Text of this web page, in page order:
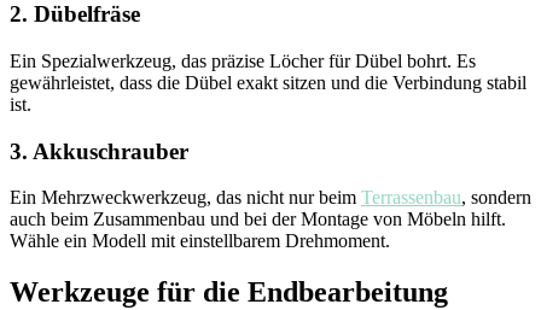
2. Dübelfräse
Ein Spezialwerkzeug, das präzise Löcher für Dübel bohrt. Es
gewährleistet, dass die Dübel exakt sitzen und die Verbindung stabil
ist.
3. Akkuschrauber
Ein Mehrzweckwerkzeug, das nicht nur beim Terrassenbau, sondern
auch beim Zusammenbau und bei der Montage von Möbeln hilft.
Wähle ein Modell mit einstellbarem Drehmoment.
Werkzeuge für die Endbearbeitung